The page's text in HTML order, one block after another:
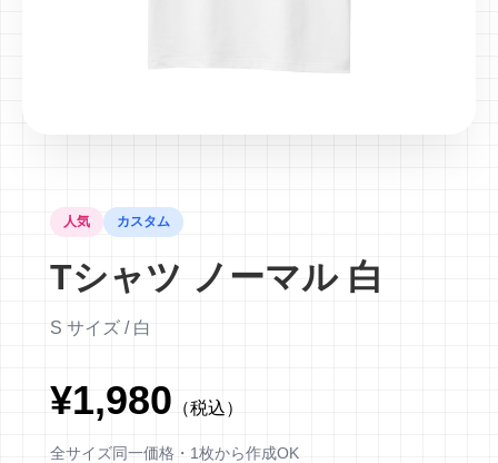
人気 カスタム
Tシャツ ノーマル 白
S サイズ / 白
¥1,980 （税込）
全サイズ同一価格・1枚から作成OK